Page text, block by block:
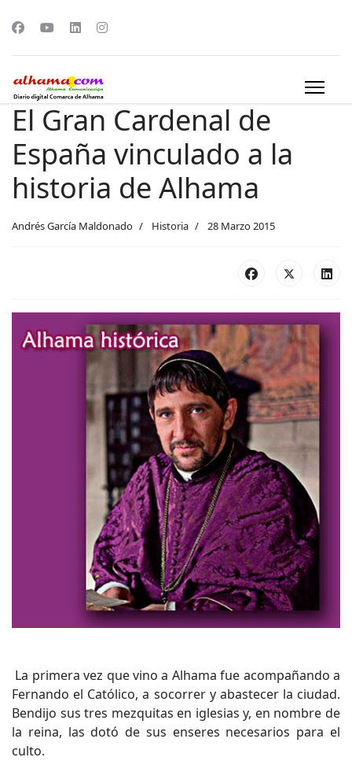
El Gran Cardenal de
España vinculado a la
historia de Alhama
Andrés García Maldonado Historia 28 Marzo 2015
La primera vez que vino a Alhama fue acompañando a
Fernando el Católico, a socorrer y abastecer la ciudad.
Bendijo sus tres mezquitas en iglesias y, en nombre de
la reina, las dotó de sus enseres necesarios para el
culto.